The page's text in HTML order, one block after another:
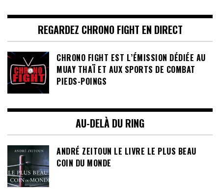
REGARDEZ CHRONO FIGHT EN DIRECT
CHRONO FIGHT EST L’ÉMISSION DÉDIÉE AU
MUAY THAÏ ET AUX SPORTS DE COMBAT
PIEDS-POINGS
AU-DELÀ DU RING
ANDRÉ ZEITOUN LE LIVRE LE PLUS BEAU
COIN DU MONDE